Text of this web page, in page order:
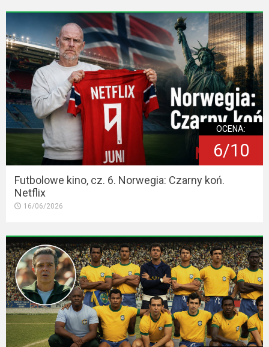
OCENA:
6/10
Futbolowe kino, cz. 6. Norwegia: Czarny koń.
Netflix
16/06/2026